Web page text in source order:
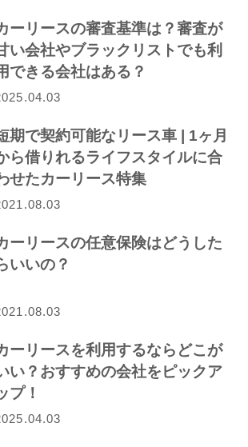
ーリースの審査基準は？審査が
い会社やブラックリストでも利
できる会社はある？
期で契約可能なリース車 | 1ヶ月
ら借りれるライフスタイルに合
せたカーリース特集
ーリースの任意保険はどうした
いいの？
ーリースを利用するならどこが
い？おすすめの会社をピックア
プ！